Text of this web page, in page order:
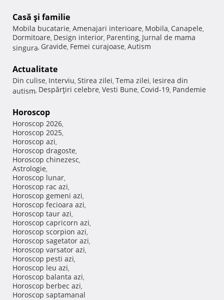
Casă şi familie
Mobila bucatarie, Amenajari interioare, Mobila, Canapele,
Dormitoare, Design interior, Parenting, Jurnal de mama
singura, Gravide, Femei curajoase, Autism
Actualitate
Din culise, Interviu, Stirea zilei, Tema zilei, Iesirea din
autism, Despărţiri celebre, Vesti Bune, Covid-19, Pandemie
Horoscop
Horoscop 2026,
Horoscop 2025,
Horoscop azi,
Horoscop dragoste,
Horoscop chinezesc,
Astrologie,
Horoscop lunar,
Horoscop rac azi,
Horoscop gemeni azi,
Horoscop fecioara azi,
Horoscop taur azi,
Horoscop capricorn azi,
Horoscop scorpion azi,
Horoscop sagetator azi,
Horoscop varsator azi,
Horoscop pesti azi,
Horoscop leu azi,
Horoscop balanta azi,
Horoscop berbec azi,
Horoscop saptamanal